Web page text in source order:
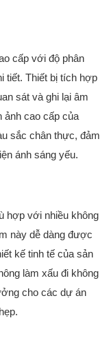
cấp với độ phân
tiết. Thiết bị tích hợp
sát và ghi lại âm
ảnh cao cấp của
sắc chân thực, đảm
ánh sáng yếu.
hợp với nhiều không
này dễ dàng được
kế tinh tế của sản
làm xấu đi không
cho các dự án